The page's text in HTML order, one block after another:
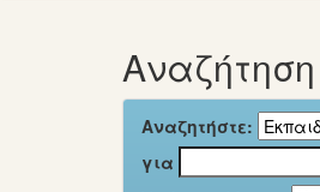
Αναζήτηση
Αναζητήστε:
για